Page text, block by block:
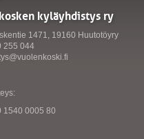
kyläyhdistys ry
1471, 19160 Huutotöyry
255 044
1540 0005 80